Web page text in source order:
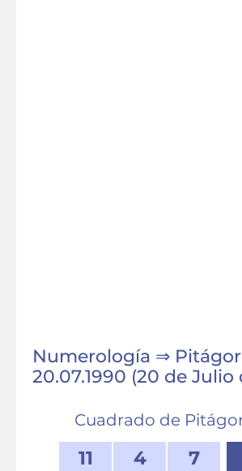
Numerología ⇒
20.07.1990 (20 de Julio
Cuadrado de
11 4 7